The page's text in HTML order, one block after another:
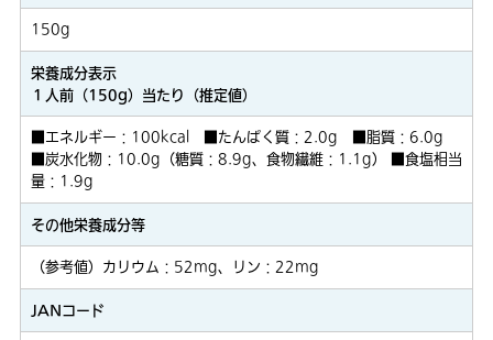
150g
栄養成分表示
１人前（150g）当たり（推定値）
■エネルギー：100kcal ■たんぱく質：2.0g ■脂質：6.0g
■炭水化物：10.0g（糖質：8.9g、食物繊維：1.1g） ■食塩相当
量：1.9g
その他栄養成分等
（参考値）カリウム：52mg、リン：22mg
JANコード